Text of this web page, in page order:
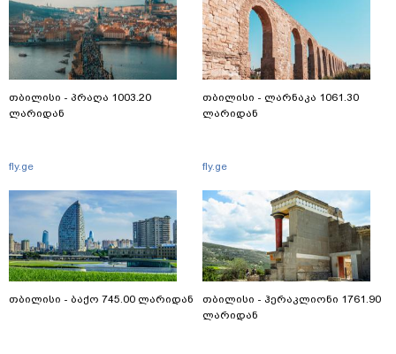
თბილისი - პრაღა 1003.20
ლარიდან
fly.ge
თბილისი - ბაქო 745.00 ლარიდან
თბილისი - ლარნაკა 1061.30
ლარიდან
fly.ge
თბილისი - ჰერაკლიონი 1761.90
ლარიდან